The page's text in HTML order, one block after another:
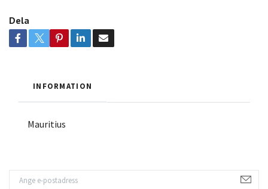
Dela
INFORMATION
Mauritius